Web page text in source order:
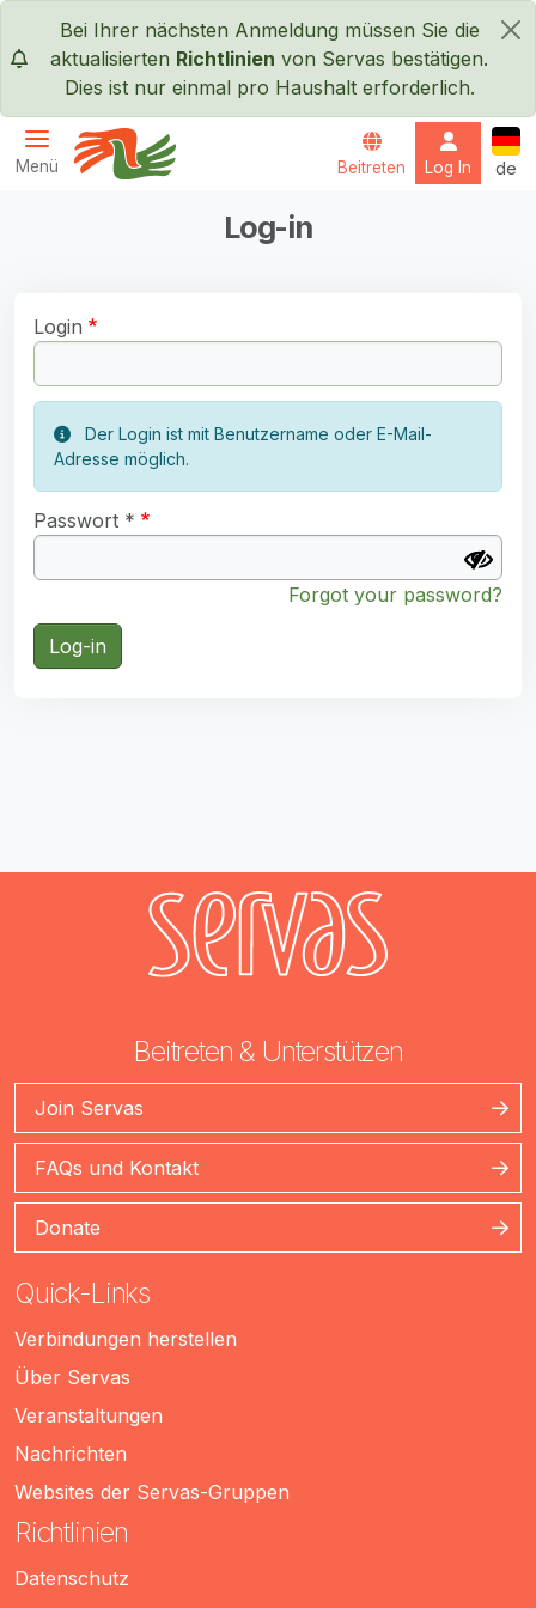
Direkt zum Inhalt
×
Bei Ihrer nächsten Anmeldung müssen Sie die
aktualisierten Richtlinien von Servas bestätigen.
Dies ist nur einmal pro Haushalt erforderlich.
Menü Beitreten Log In de
Log-in
Login
Der Login ist mit Benutzername oder E-Mail-
Adresse möglich.
Passwort *
Forgot your password?
Log-in
Beitreten & Unterstützen
Join Servas
FAQs und Kontakt
Donate
Quick-Links
Verbindungen herstellen
Über Servas
Veranstaltungen
Nachrichten
Websites der Servas-Gruppen
Richtlinien
Datenschutz